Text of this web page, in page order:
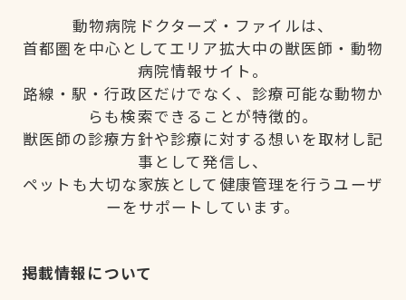
動物病院ドクターズ・ファイルは、
首都圏を中心としてエリア拡大中の獣医師・動物
病院情報サイト。
路線・駅・行政区だけでなく、診療可能な動物か
らも検索できることが特徴的。
獣医師の診療方針や診療に対する想いを取材し記
事として発信し、
ペットも大切な家族として健康管理を行うユーザ
ーをサポートしています。
掲載情報について